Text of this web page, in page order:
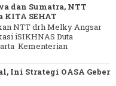
dan Sumatra, NTT
KITA SEHAT
NTT drh Melky Angsar
iSIKHNAS Duta
Kementerian
Ini Strategi OASA Geber